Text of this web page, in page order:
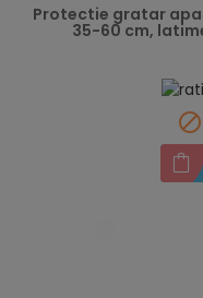
Protectie gratar
35-60 cm,
